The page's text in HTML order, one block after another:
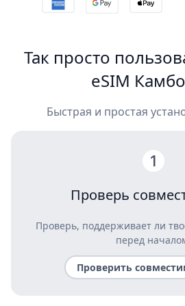
Так просто
eSIM
Быстрая и простая
Проверь
Проверь, поддерживает ли
перед
Проверить